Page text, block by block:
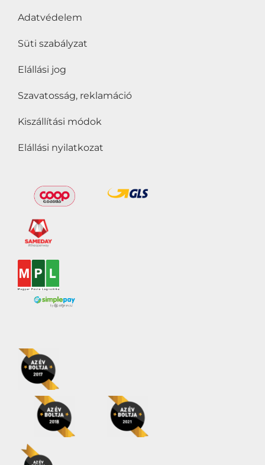
Adatvédelem
Süti szabályzat
Elállási jog
Szavatosság, reklamáció
Kiszállítási módok
Elállási nyilatkozat